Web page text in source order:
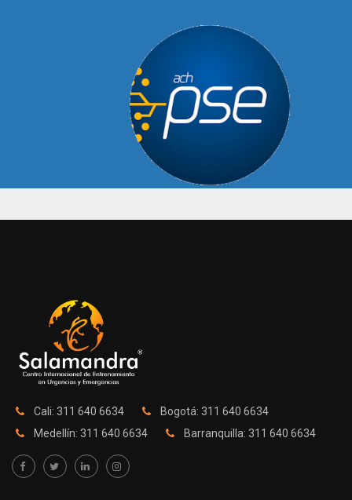
Cali: 311 640 6634
Bogotá: 311 640 6634
Medellín: 311 640 6634
Barranquilla: 311 640 6634